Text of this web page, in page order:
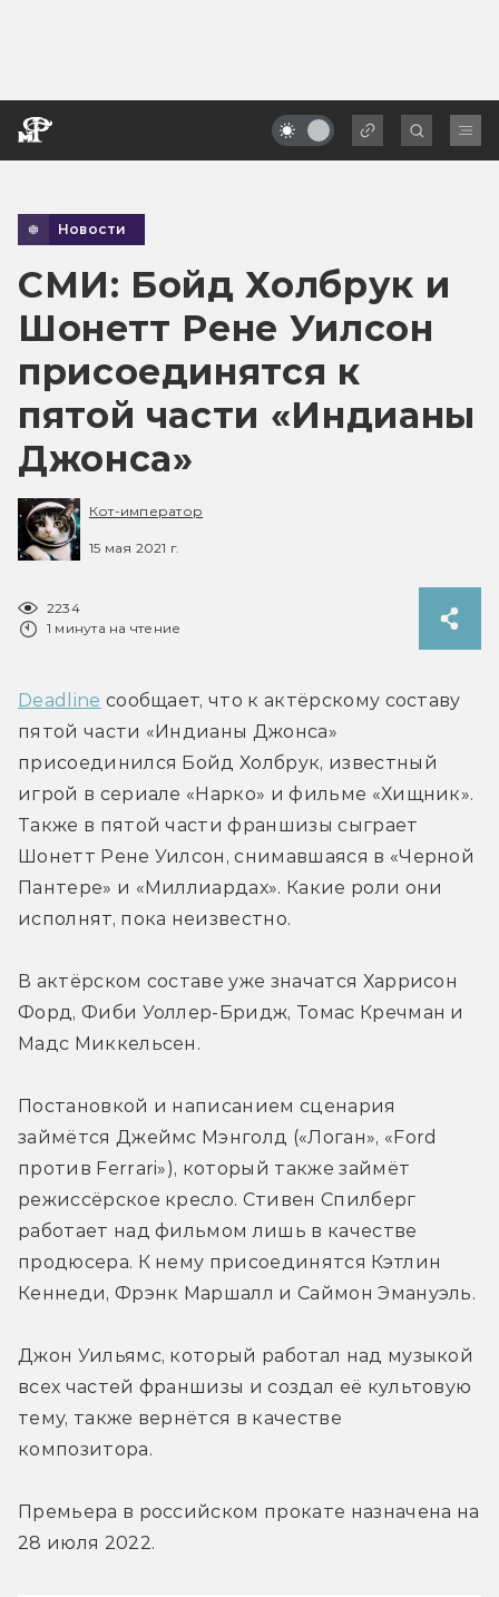
Новости
СМИ: Бойд Холбрук и
Шонетт Рене Уилсон
присоединятся к
пятой части «Индианы
Джонса»
Кот-император
15 мая 2021 г.
2234
1 минута на чтение
Deadline сообщает, что к актёрскому составу
пятой части «Индианы Джонса»
присоединился Бойд Холбрук, известный
игрой в сериале «Нарко» и фильме «Хищник».
Также в пятой части франшизы сыграет
Шонетт Рене Уилсон, снимавшаяся в «Черной
Пантере» и «Миллиардах». Какие роли они
исполнят, пока неизвестно.
В актёрском составе уже значатся Харрисон
Форд, Фиби Уоллер-Бридж, Томас Кречман и
Мадс Миккельсен.
Постановкой и написанием сценария
займётся Джеймс Мэнголд («Логан», «Ford
против Ferrari»), который также займёт
режиссёрское кресло. Стивен Спилберг
работает над фильмом лишь в качестве
продюсера. К нему присоединятся Кэтлин
Кеннеди, Фрэнк Маршалл и Саймон Эмануэль.
Джон Уильямс, который работал над музыкой
всех частей франшизы и создал её культовую
тему, также вернётся в качестве
композитора.
Премьера в российском прокате назначена на
28 июля 2022.